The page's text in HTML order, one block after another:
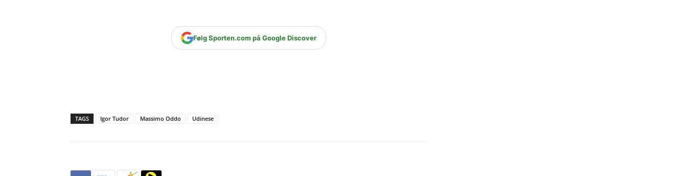
Følg Sporten.com på Google Discover
TAGS Igor Tudor Massimo Oddo Udinese